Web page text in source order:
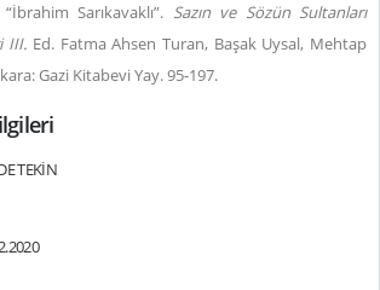
Sarıkavaklı”. Sazın ve Sözün Sultanları
III. Ed. Fatma Ahsen Turan, Başak Uysal, Mehtap
Gazi Kitabevi Yay. 95-197.
TEKİN